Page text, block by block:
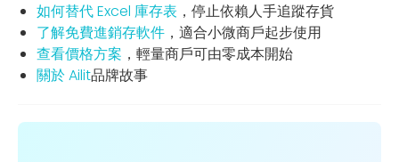
如何替代 Excel 庫存表 ，停止依賴人手追蹤存貨
了解免費進銷存軟件，適合小微商戶起步使用
查看價格方案 ，輕量商戶可由零成本開始
關於 Ailit品牌故事